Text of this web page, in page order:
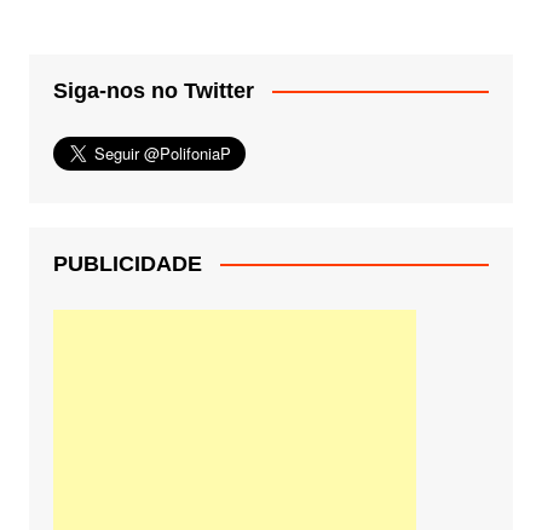
Siga-nos no Twitter
PUBLICIDADE